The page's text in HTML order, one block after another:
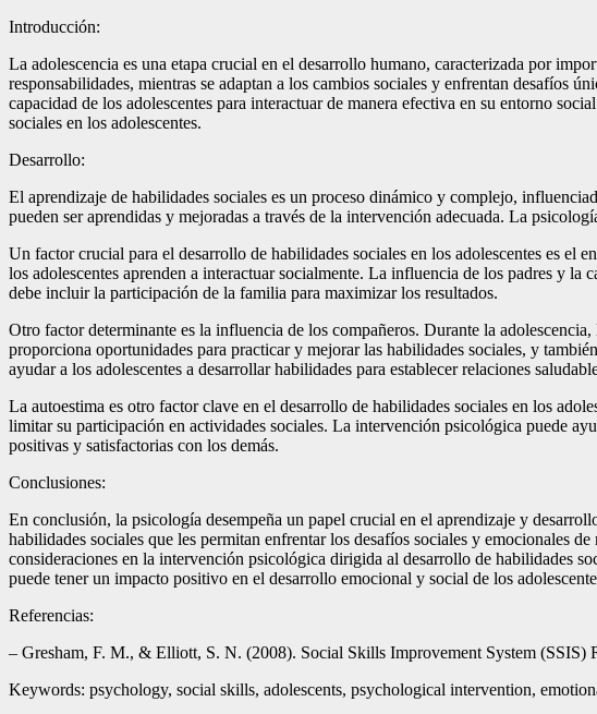
Introducción:
La adolescencia es una etapa crucial en el desarrollo humano, caracterizada por
responsabilidades, mientras se adaptan a los cambios sociales y enfrentan desafíos
capacidad de los adolescentes para interactuar de manera efectiva en su entorno
sociales en los adolescentes.
Desarrollo:
El aprendizaje de habilidades sociales es un proceso dinámico y complejo,
pueden ser aprendidas y mejoradas a través de la intervención adecuada. La
Un factor crucial para el desarrollo de habilidades sociales en los adolescentes es
los adolescentes aprenden a interactuar socialmente. La influencia de los padres y
debe incluir la participación de la familia para maximizar los resultados.
Otro factor determinante es la influencia de los compañeros. Durante la
proporciona oportunidades para practicar y mejorar las habilidades sociales, y
ayudar a los adolescentes a desarrollar habilidades para establecer relaciones
La autoestima es otro factor clave en el desarrollo de habilidades sociales en los
limitar su participación en actividades sociales. La intervención psicológica puede
positivas y satisfactorias con los demás.
Conclusiones:
En conclusión, la psicología desempeña un papel crucial en el aprendizaje y
habilidades sociales que les permitan enfrentar los desafíos sociales y emocionales
consideraciones en la intervención psicológica dirigida al desarrollo de habilidades
puede tener un impacto positivo en el desarrollo emocional y social de los
Referencias:
– Gresham, F. M., & Elliott, S. N. (2008). Social Skills Improvement System (SSIS)
Keywords: psychology, social skills, adolescents, psychological intervention,